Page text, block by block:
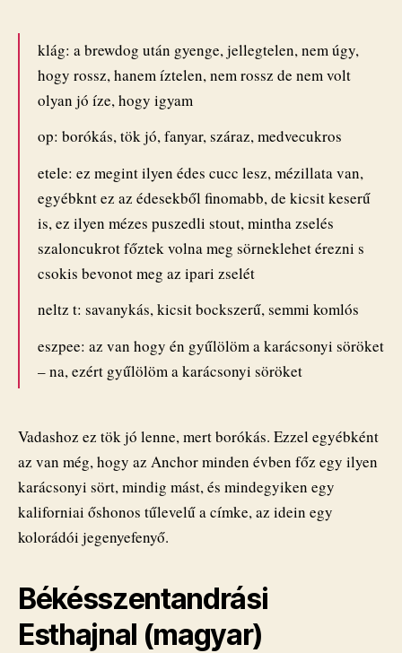
klág: a brewdog után gyenge, jellegtelen, nem úgy,
hogy rossz, hanem íztelen, nem rossz de nem volt
olyan jó íze, hogy igyam
op: borókás, tök jó, fanyar, száraz, medvecukros
etele: ez megint ilyen édes cucc lesz, mézillata van,
egyébknt ez az édesekből finomabb, de kicsit keserű
is, ez ilyen mézes puszedli stout, mintha zselés
szaloncukrot főztek volna meg sörneklehet érezni s
csokis bevonot meg az ipari zselét
neltz t: savanykás, kicsit bockszerű, semmi komlós
eszpee: az van hogy én gyűlölöm a karácsonyi söröket
– na, ezért gyűlölöm a karácsonyi söröket
Vadashoz ez tök jó lenne, mert borókás. Ezzel egyébként
az van még, hogy az Anchor minden évben főz egy ilyen
karácsonyi sört, mindig mást, és mindegyiken egy
kaliforniai őshonos tűlevelű a címke, az idein egy
kolorádói jegenyefenyő.
Békésszentandrási
Esthajnal (magyar)